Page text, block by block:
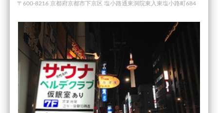
〒600-8216 京都府京都市下京区 塩小路通東洞院東入東塩小路町684